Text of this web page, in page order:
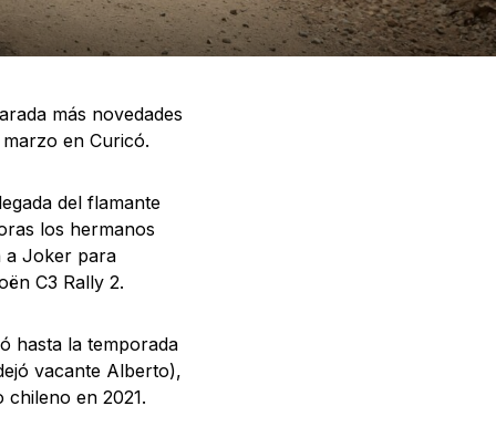
más novedades
en Curicó.
del flamante
los hermanos
a Joker para
C3 Rally 2.
hasta la temporada
vacante Alberto),
en 2021.